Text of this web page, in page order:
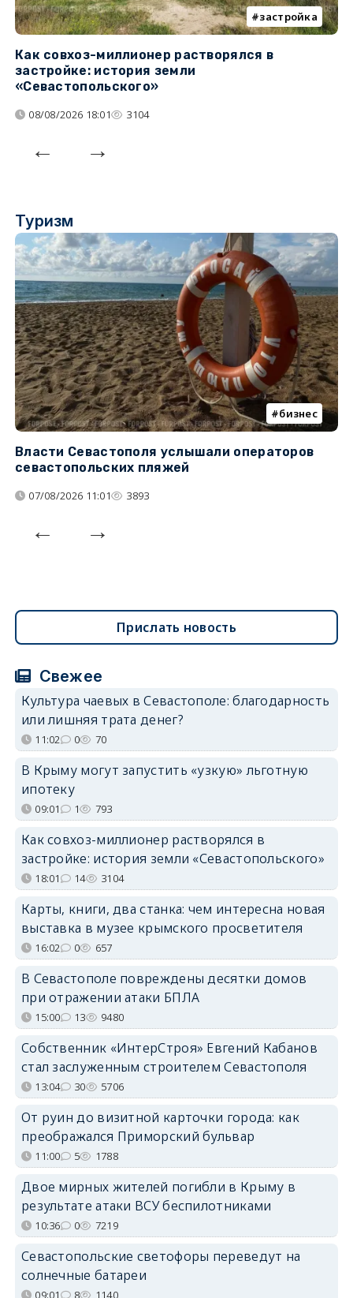
застройка
Как совхоз-миллионер растворялся в
застройке: история земли
«Севастопольского»
08/08/2026 18:01 3104
Туризм
бизнес
Власти Севастополя услышали операторов
севастопольских пляжей
07/08/2026 11:01 3893
Прислать новость
Свежее
Культура чаевых в Севастополе: благодарность
или лишняя трата денег?
11:02 0 70
В Крыму могут запустить «узкую» льготную
ипотеку
09:01 1 793
Как совхоз-миллионер растворялся в
застройке: история земли «Севастопольского»
18:01 14 3104
Карты, книги, два станка: чем интересна новая
выставка в музее крымского просветителя
16:02 0 657
В Севастополе повреждены десятки домов
при отражении атаки БПЛА
15:00 13 9480
Собственник «ИнтерСтроя» Евгений Кабанов
стал заслуженным строителем Севастополя
13:04 30 5706
От руин до визитной карточки города: как
преображался Приморский бульвар
11:00 5 1788
Двое мирных жителей погибли в Крыму в
результате атаки ВСУ беспилотниками
10:36 0 7219
Севастопольские светофоры переведут на
солнечные батареи
09:01 8 1140